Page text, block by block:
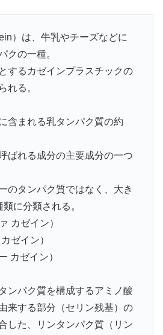
）は、牛乳やチーズなどに
クの一種。
するカゼインプラスチックの
れる。
含まれる乳タンパク質の約
ばれる成分の主要成分の一つ
のタンパク質ではなく、大き
に分類される。
カゼイン）
ゼイン）
カゼイン）
ンパク質を構成するアミノ酸
来する部分（セリン残基）の
した、リンタンパク質（リン